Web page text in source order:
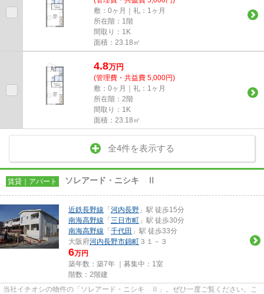
敷：0ヶ月｜礼：1ヶ月
所在階：1階
間取り：1K
面積：23.18㎡
4.8万円
(管理費・共益費 5,000円)
敷：0ヶ月｜礼：1ヶ月
所在階：2階
間取り：1K
面積：23.18㎡
全4件を表示する
賃貸｜アパート ソレアード・ニシキ Ⅱ
近鉄長野線 「 河内長野 」駅 徒歩15分
南海高野線 「 三日市町 」駅 徒歩30分
南海高野線 「 千代田 」駅 徒歩33分
大阪府河内長野市錦町 ３１－３
6万円
築年数：築7年 ｜募集中： 1室
階数：2階建
当社イチオシの物件の「ソレアード・ニシキ Ⅱ」。ぜひ一度ご覧ください。こ